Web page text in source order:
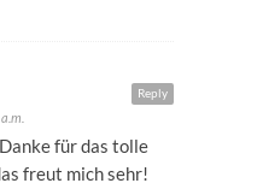
Reply
für das tolle
freut mich sehr!